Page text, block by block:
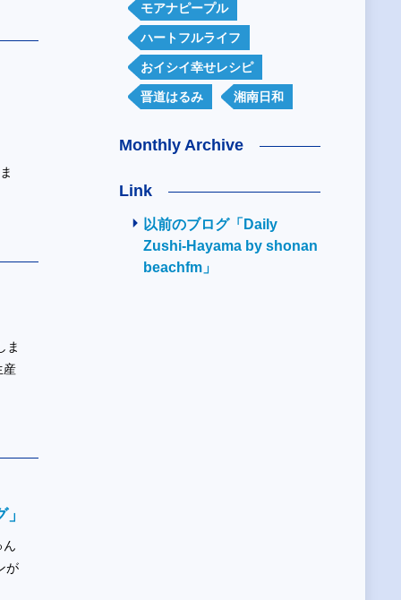
ま
産
ん
が
モアナピープル
ハートフルライフ
おイシイ幸せレシピ
晋道はるみ 湘南日和
Monthly Archive
Link
以前のブログ「Daily
Zushi-Hayama by shonan
beachfm」